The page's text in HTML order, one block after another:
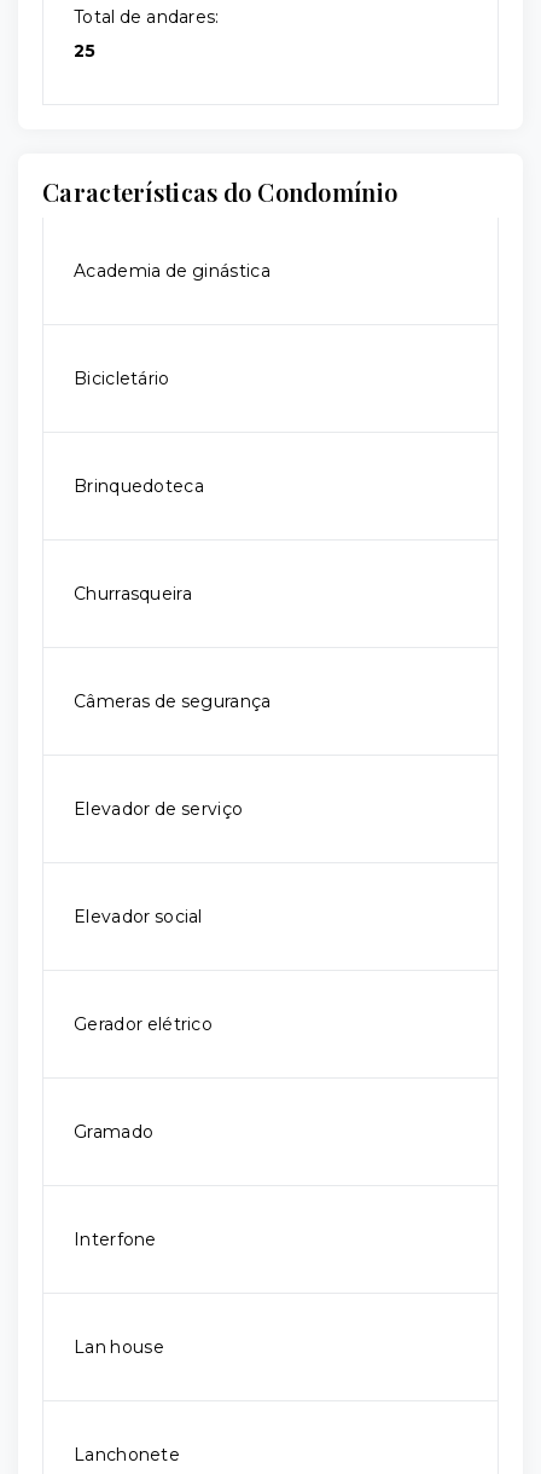
Total de andares:
25
Características do Condomínio
Academia de ginástica
Bicicletário
Brinquedoteca
Churrasqueira
Câmeras de segurança
Elevador de serviço
Elevador social
Gerador elétrico
Gramado
Interfone
Lan house
Lanchonete